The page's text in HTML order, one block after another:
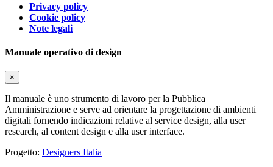
Privacy policy
Cookie policy
Note legali
Manuale operativo di design
×
Il manuale è uno strumento di lavoro per la Pubblica
Amministrazione e serve ad orientare la progettazione di ambienti
digitali fornendo indicazioni relative al service design, alla user
research, al content design e alla user interface.
Progetto: Designers Italia